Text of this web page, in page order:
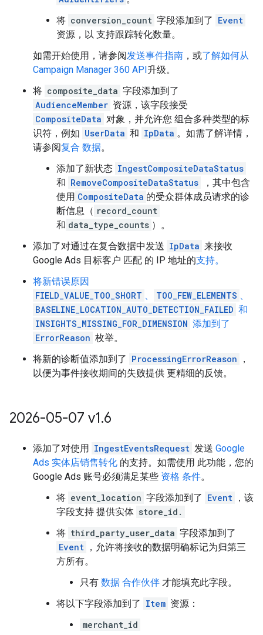
将 conversion_count 字段添加到了 Event
资源，以 支持跟踪转化数量。
如需开始使用，请参阅发送事件指南 ，或了解如何从
Campaign Manager 360 API升级。
将 composite_data 字段添加到了
AudienceMember 资源，该字段接受
CompositeData 对象，并允许您 组合多种类型的标
识符，例如 UserData 和 IpData 。如需了解详情，
请参阅复合 数据。
添加了新状态 IngestCompositeDataStatus
和 RemoveCompositeDataStatus
，其中包含
使用 CompositeData 的受众群体成员请求的诊
断信息（ record_count
和 data_type_counts ）。
添加了对通过在复合数据中发送 IpData 来接收
Google Ads 目标客户 匹配 的 IP 地址的支持。
将新错误原因
FIELD_VALUE_TOO_SHORT 、 TOO_FEW_ELEMENTS 、
BASELINE_LOCATION_AUTO_DETECTION_FAILED 和
INSIGHTS_MISSING_FOR_DIMENSION 添加到了
ErrorReason 枚举。
将新的诊断值添加到了 ProcessingErrorReason
，
以便为事件接收期间的失败提供 更精细的反馈。
2026-05-07 v1.6
添加了对使用 IngestEventsRequest 发送 Google
Ads 实体店销售转化 的支持。如需使用 此功能，您的
Google Ads 账号必须满足某些 资格 条件。
将 event_location 字段添加到了 Event ，该
字段支持 提供实体 store_id.
将 third_party_user_data 字段添加到了
Event ，允许将接收的数据明确标记为归第三
方所有。
只有 数据 合作伙伴 才能填充此字段。
将以下字段添加到了 Item 资源：
merchant_id